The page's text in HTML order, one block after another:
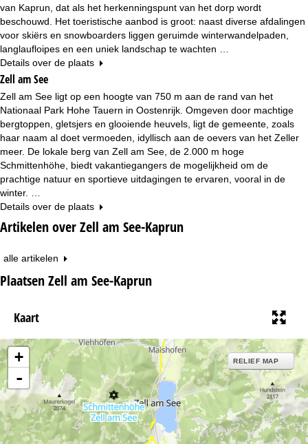
van Kaprun, dat als het herkenningspunt van het dorp wordt
beschouwd. Het toeristische aanbod is groot: naast diverse afdalingen
voor skiërs en snowboarders liggen geruimde winterwandelpaden,
langlaufloipes en een uniek landschap te wachten …
Details over de plaats
Zell am See
Zell am See ligt op een hoogte van 750 m aan de rand van het
Nationaal Park Hohe Tauern in Oostenrijk. Omgeven door machtige
bergtoppen, gletsjers en glooiende heuvels, ligt de gemeente, zoals
haar naam al doet vermoeden, idyllisch aan de oevers van het Zeller
meer. De lokale berg van Zell am See, de 2.000 m hoge
Schmittenhöhe, biedt vakantiegangers de mogelijkheid om de
prachtige natuur en sportieve uitdagingen te ervaren, vooral in de
winter. …
Details over de plaats
Artikelen over Zell am See-Kaprun
alle artikelen
Plaatsen Zell am See-Kaprun
Kaart
+
-
RELIEF MAP